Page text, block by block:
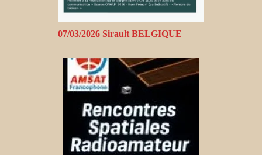
07/03/2026 Sirault BELGIQUE